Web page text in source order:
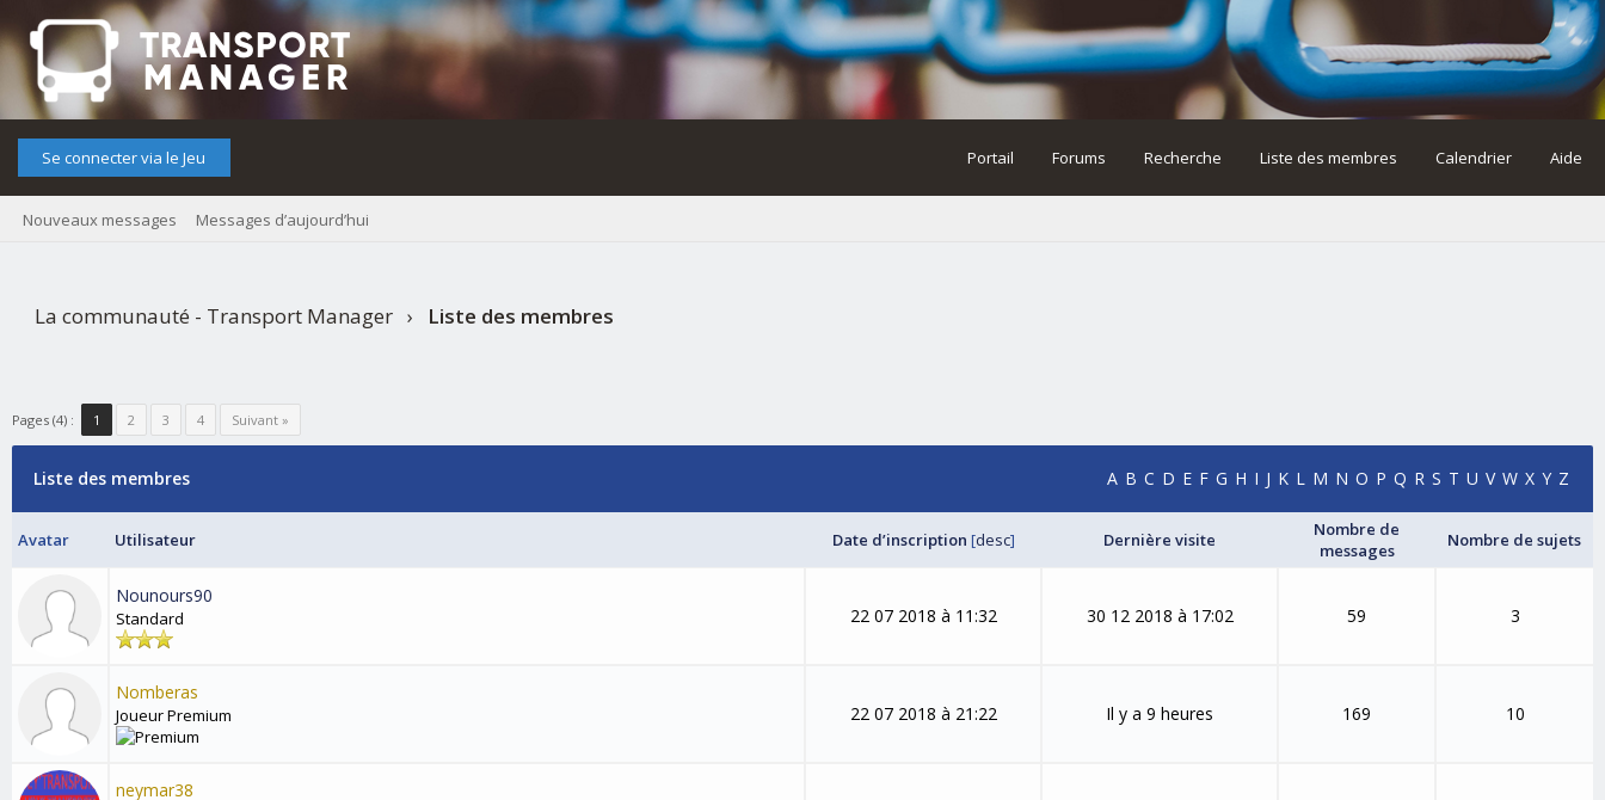
Se connecter via le Jeu Portail Forums Recherche Liste des membres Calendrier Aide
Nouveaux messages Messages d’aujourd’hui
La communauté - Transport Manager › Liste des membres
Pages (4) : 1 2 3 4 Suivant »
A B C D E F G H I J K L M N O P Q R S T U V W X Y Z
Liste des membres
Avatar Utilisateur Date d’inscription [desc] Dernière visite
Nombre de
messages
Nombre de sujets
Nounours90
Standard 22 07 2018 à 11:32 30 12 2018 à 17:02 59 3
Nomberas
Joueur Premium 22 07 2018 à 21:22 Il y a 9 heures 169 10
neymar38